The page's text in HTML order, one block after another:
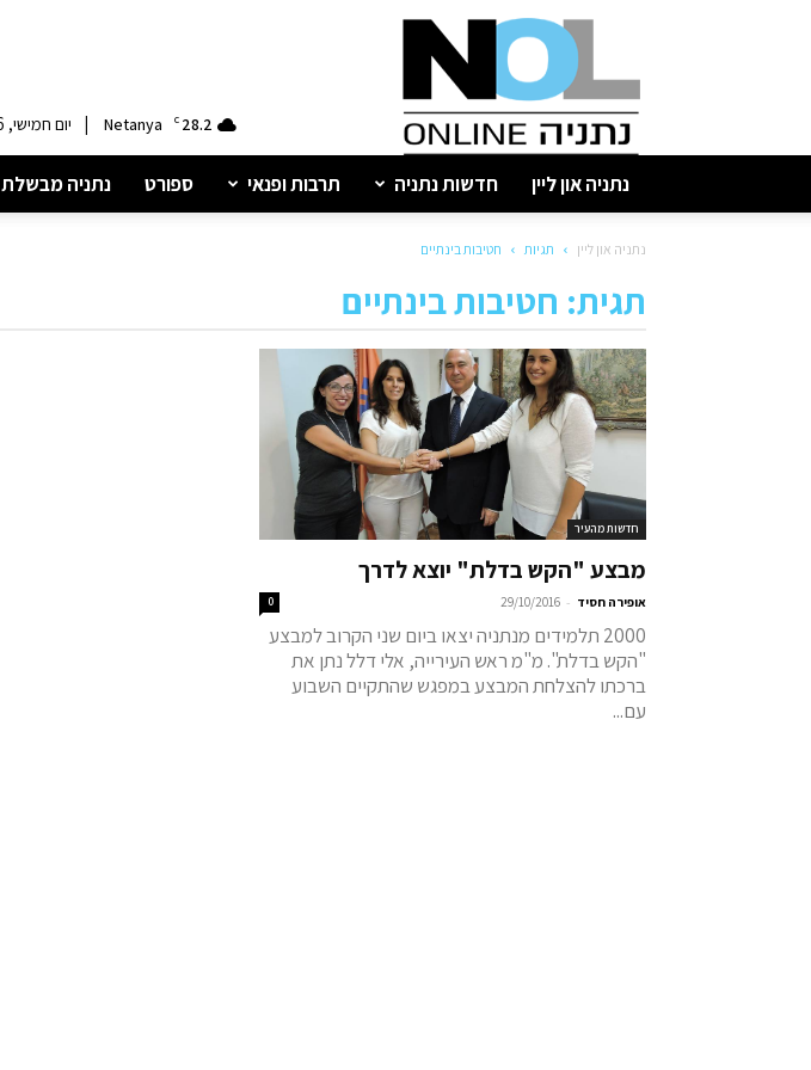
נתניה
28.2
C
Netanya
| יום חמישי, 6 אוגוסט, 2026
נתניה און ליין חדשות נתניה תרבות ופנאי ספורט נתניה מבשלת
נתניה און ליין תגיות חטיבות בינתיים
תגית: חטיבות בינתיים
חדשות מהעיר
מבצע "הקש בדלת" יוצא לדרך
אופירה חסיד -
29/10/2016
0
2000 תלמידים מנתניה יצאו ביום שני הקרוב למבצע
"הקש בדלת". מ"מ ראש העירייה, אלי דלל נתן את
ברכתו להצלחת המבצע במפגש שהתקיים השבוע
עם...